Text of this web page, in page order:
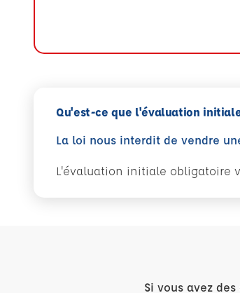
Qu'est-ce que l'évaluation
La loi nous interdit de vendre
L'évaluation initiale obligatoire
Si vous avez